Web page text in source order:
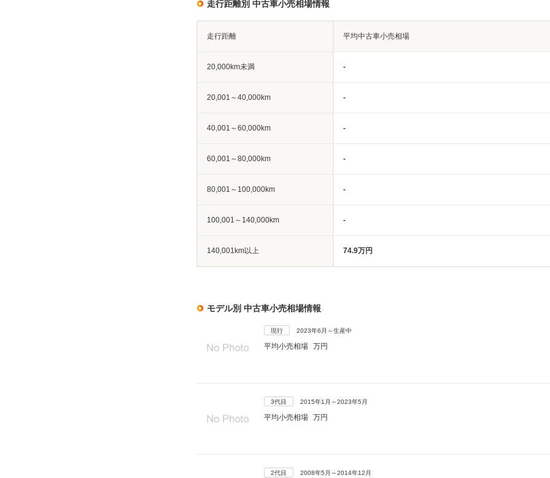
走行距離別 中古車小売相場情報
走行距離 平均中古車小売相場
20,000km未満 -
20,001～40,000km -
40,001～60,000km -
60,001～80,000km -
80,001～100,000km -
100,001～140,000km -
140,001km以上 74.9万円
モデル別 中古車小売相場情報
現行 2023年6月～生産中
平均小売相場 万円
3代目 2015年1月～2023年5月
平均小売相場 万円
2代目 2008年5月～2014年12月